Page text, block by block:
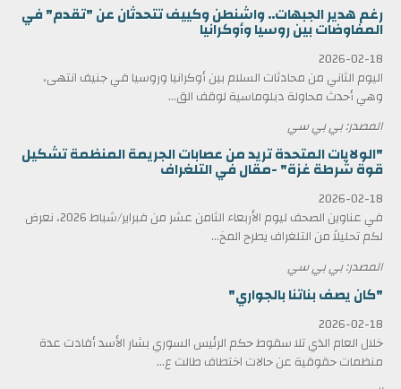
رغم هدير الجبهات.. واشنطن وكييف تتحدثان عن "تقدم" في
المفاوضات بين روسيا وأوكرانيا
2026-02-18
اليوم الثاني من محادثات السلام بين أوكرانيا وروسيا في جنيف انتهى،
وهي أحدث محاولة دبلوماسية لوقف الق...
المصدر: بي بي سي
"الولايات المتحدة تريد من عصابات الجريمة المنظمة تشكيل
قوة شرطة غزة" -مقال في التلغراف
2026-02-18
في عناوين الصحف ليوم الأربعاء الثامن عشر من فبراير/شباط 2026، نعرض
لكم تحليلاً من التلغراف يطرح المخ...
المصدر: بي بي سي
"كان يصف بناتنا بالجواري"
2026-02-18
خلال العام الذي تلا سقوط حكم الرئيس السوري بشار الأسد أفادت عدة
منظمات حقوقية عن حالات اختطاف طالت ع...